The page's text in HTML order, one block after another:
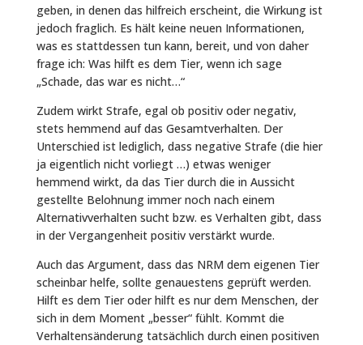
geben, in denen das hilfreich erscheint, die Wirkung ist
jedoch fraglich. Es hält keine neuen Informationen,
was es stattdessen tun kann, bereit, und von daher
frage ich: Was hilft es dem Tier, wenn ich sage
„Schade, das war es nicht…“
Zudem wirkt Strafe, egal ob positiv oder negativ,
stets hemmend auf das Gesamtverhalten. Der
Unterschied ist lediglich, dass negative Strafe (die hier
ja eigentlich nicht vorliegt …) etwas weniger
hemmend wirkt, da das Tier durch die in Aussicht
gestellte Belohnung immer noch nach einem
Alternativverhalten sucht bzw. es Verhalten gibt, dass
in der Vergangenheit positiv verstärkt wurde.
Auch das Argument, dass das NRM dem eigenen Tier
scheinbar helfe, sollte genauestens geprüft werden.
Hilft es dem Tier oder hilft es nur dem Menschen, der
sich in dem Moment „besser“ fühlt. Kommt die
Verhaltensänderung tatsächlich durch einen positiven